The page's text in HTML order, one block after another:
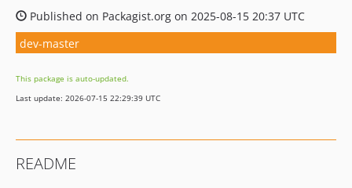
Published on Packagist.org on 2025-08-15 20:37 UTC
dev-master
This package is auto-updated.
Last update: 2026-07-15 22:29:39 UTC
README